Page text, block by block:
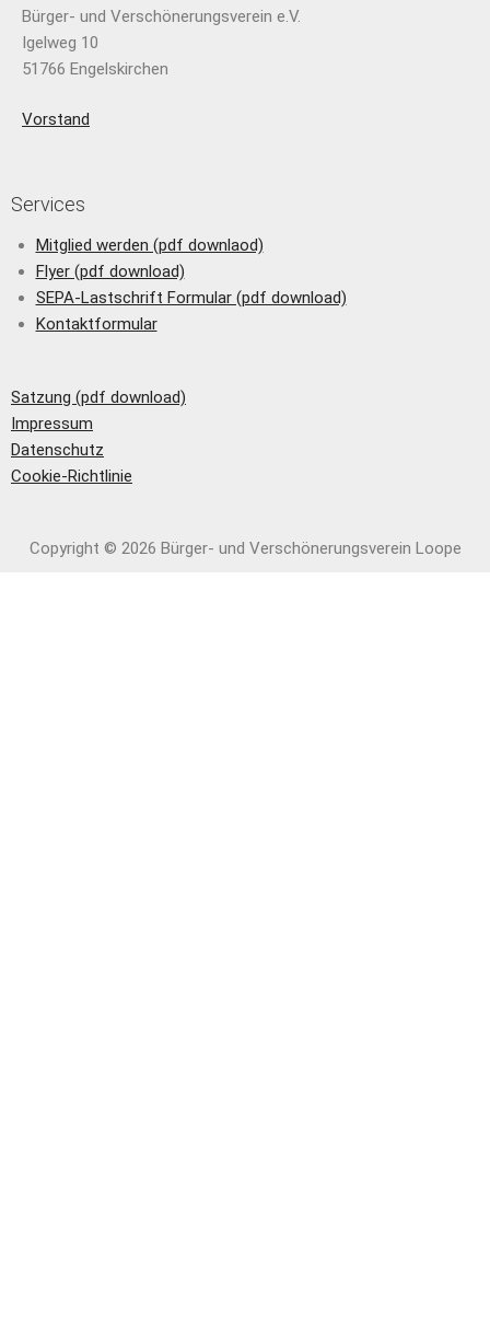
Bürger- und Verschönerungsverein e.V.
Igelweg 10
51766 Engelskirchen
Vorstand
Services
Mitglied werden (pdf downlaod)
Flyer (pdf download)
SEPA-Lastschrift Formular (pdf download)
Kontaktformular
Satzung (pdf download)
Impressum
Datenschutz
Cookie-Richtlinie
Copyright © 2026 Bürger- und Verschönerungs­verein Loope